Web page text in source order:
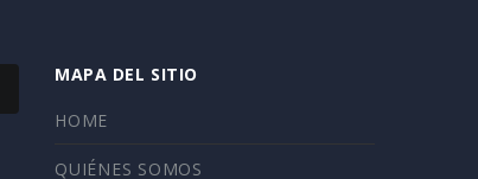
MAPA DEL SITIO
HOME
QUIÉNES SOMOS